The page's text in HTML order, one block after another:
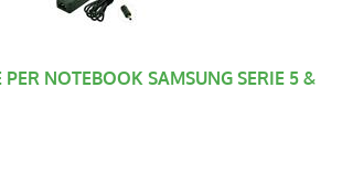
NOTEBOOK SAMSUNG SERIE 5 &